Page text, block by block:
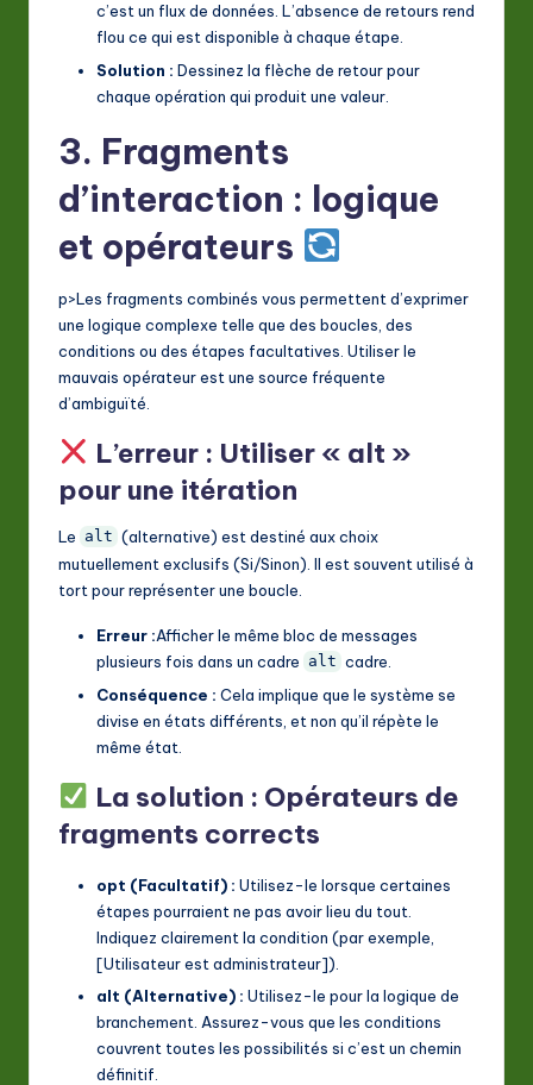
c’est un flux de données. L’absence de retours rend
flou ce qui est disponible à chaque étape.
Solution : Dessinez la flèche de retour pour
chaque opération qui produit une valeur.
3. Fragments
d’interaction : logique
et opérateurs
p>Les fragments combinés vous permettent d’exprimer
une logique complexe telle que des boucles, des
conditions ou des étapes facultatives. Utiliser le
mauvais opérateur est une source fréquente
d’ambiguïté.
L’erreur : Utiliser « alt »
pour une itération
Le alt (alternative) est destiné aux choix
mutuellement exclusifs (Si/Sinon). Il est souvent utilisé à
tort pour représenter une boucle.
Erreur :Afficher le même bloc de messages
plusieurs fois dans un cadre alt cadre.
Conséquence : Cela implique que le système se
divise en états différents, et non qu’il répète le
même état.
La solution : Opérateurs de
fragments corrects
opt (Facultatif) : Utilisez-le lorsque certaines
étapes pourraient ne pas avoir lieu du tout.
Indiquez clairement la condition (par exemple,
[Utilisateur est administrateur]).
alt (Alternative) : Utilisez-le pour la logique de
branchement. Assurez-vous que les conditions
couvrent toutes les possibilités si c’est un chemin
définitif.